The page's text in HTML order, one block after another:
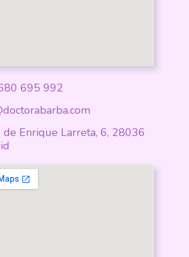
695 992
de Enrique Larreta, 6, 28036